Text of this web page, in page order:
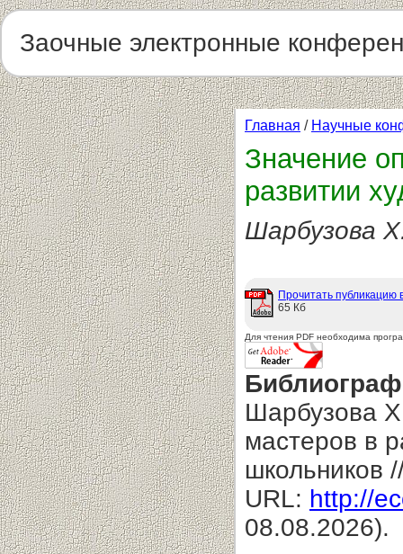
Заочные электронные
Главная / Научные
Значение
развитии
Шарбузова
Прочитать публикацию
65 Кб
Для чтения PDF необходима
Шарбузова
мастеров в
школьников
URL: http://
08.08.2026).